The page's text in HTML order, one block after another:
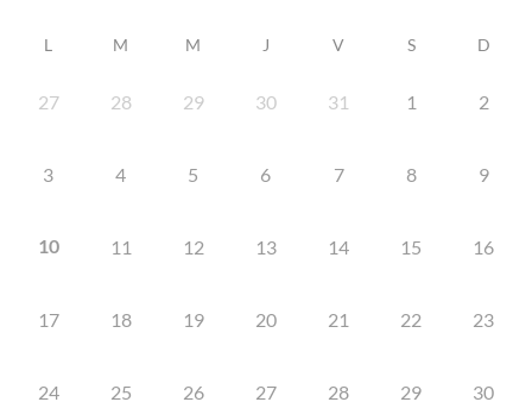
L M M J V S D
27 28 29 30 31 1 2
3 4 5 6 7 8 9
10 11 12 13 14 15 16
17 18 19 20 21 22 23
24 25 26 27 28 29 30